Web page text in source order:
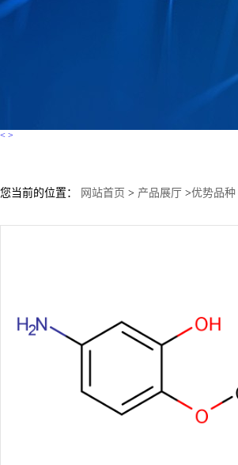
< >
您当前的位置： 网站首页 > 产品展厅 >优势品种